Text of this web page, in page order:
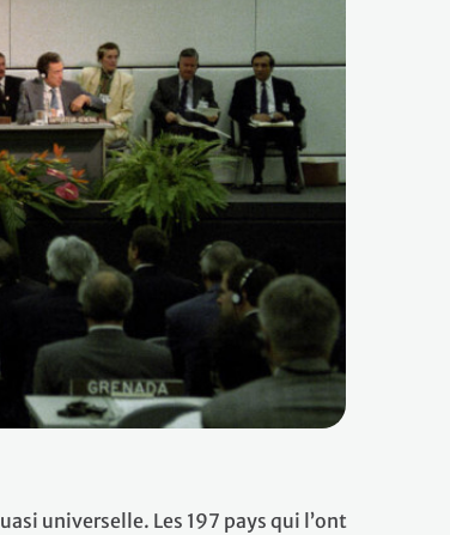
universelle. Les 197 pays qui l’ont